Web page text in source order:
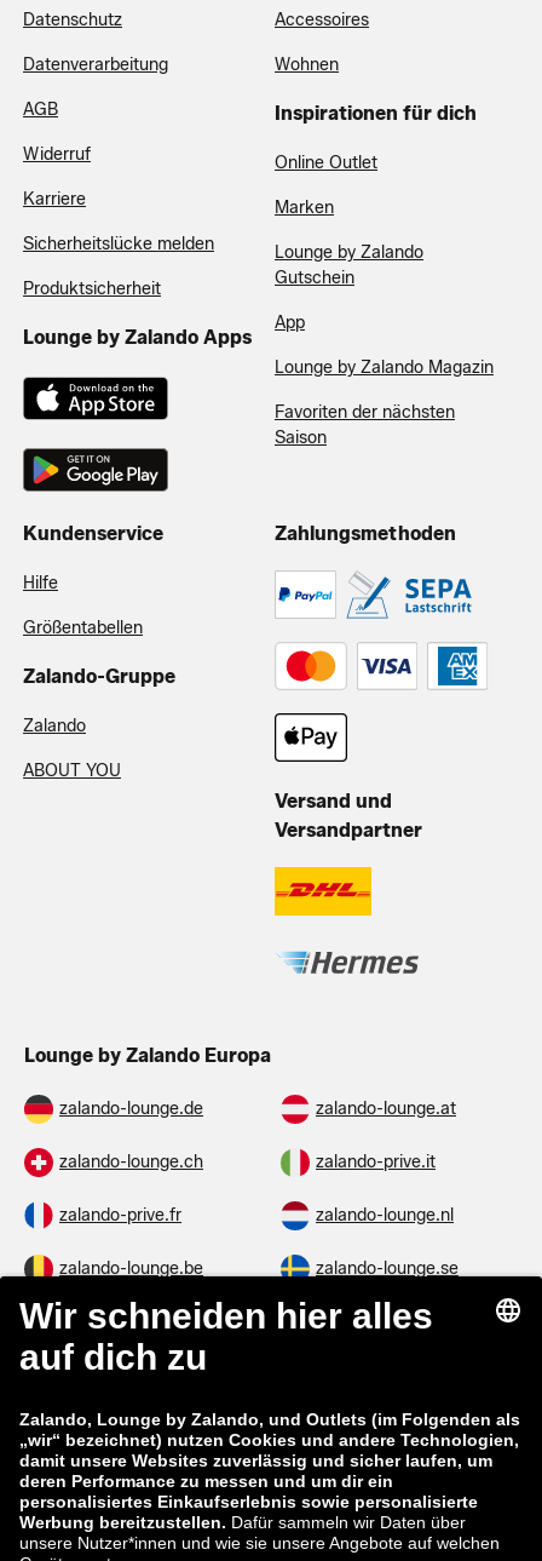
Datenschutz
Datenverarbeitung
AGB
Widerruf
Karriere
Sicherheitslücke melden
Produktsicherheit
Lounge by Zalando Apps
Accessoires
Wohnen
Inspirationen für dich
Online Outlet
Marken
Lounge by Zalando
Gutschein
App
Lounge by Zalando Magazin
Favoriten der nächsten
Saison
Kundenservice
Hilfe
Größentabellen
Zalando-Gruppe
Zalando
ABOUT YOU
Zahlungsmethoden
Versand und
Versandpartner
Lounge by Zalando Europa
zalando-lounge.de zalando-lounge.at
zalando-lounge.ch zalando-prive.it
zalando-prive.fr zalando-lounge.nl
zalando-lounge.be zalando-lounge.se
zalando-lounge.fi zalando-lounge.dk
zalando-lounge.co.uk
zalando-prive.es zalando-lounge.cz
zalando-lounge.lt zalando-lounge.sk
zalando-lounge.ro zalando-lounge.hr